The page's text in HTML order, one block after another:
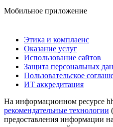
Мобильное приложение
Этика и комплаенс
Оказание услуг
Использование сайтов
Защита персональных
Пользовательское
ИТ аккредитация
На информационном ресурсе
рекомендательные технологии
предоставления информации